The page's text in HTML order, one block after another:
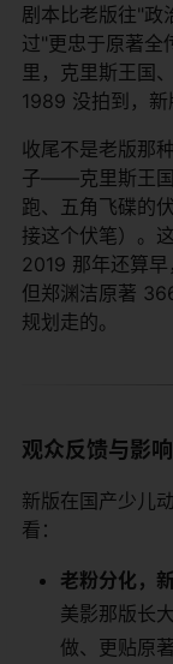
剧本比老版往"政
过"更忠于原著
里，克里斯王国
1989 没拍到，新
收尾不是老版那
子——克里斯王国
跑、五角飞碟的
接这个伏笔）。
2019 那年还算早
但郑渊洁原著
规划走的。
观众反馈与影响
新版在国产少儿
看：
老粉分化，
美影那版长
做、更贴原